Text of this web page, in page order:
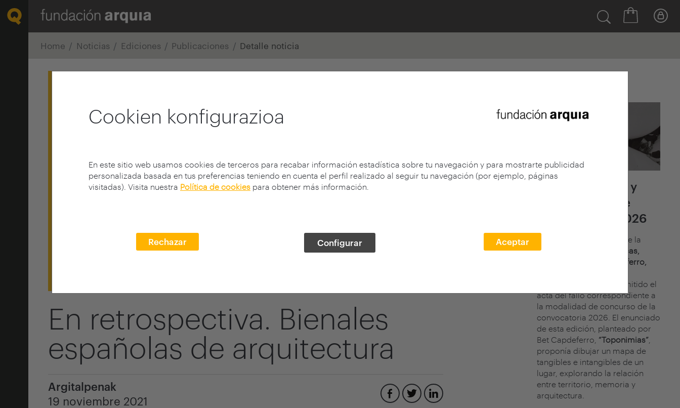
Cookien konfigurazioa
En este sitio web usamos cookies de terceros para recabar información estadística sobre tu navegación y para mostrarte publicidad
personalizada basada en tus preferencias teniendo en cuenta el perfil realizado al seguir tu navegación (por ejemplo, páginas
visitadas). Visita nuestra Política de cookies para obtener más información.
Rechazar Configurar Aceptar
Home Noticias Ediciones Publicaciones Detalle noticia
En retrospectiva. Bienales
españolas de arquitectura
Argitalpenak
19 noviembre 2021
Fallo del jurado y
adjudicación de
arquia/becas 2026
El jurado del concurso de la
XXVII edición arquia/becas,
Bet Capdeferro,
bosch.capdeferro, ha emitido el
acta del fallo correspondiente a
la modalidad de concurso de la
convocatoria 2026. El enunciado
de esta edición, planteado por
Bet Capdeferro, “Toponimias”,
proponía dibujar un mapa de
tangibles e intangibles de un
lugar, explorando la relación
entre territorio, memoria y
arquitectura.